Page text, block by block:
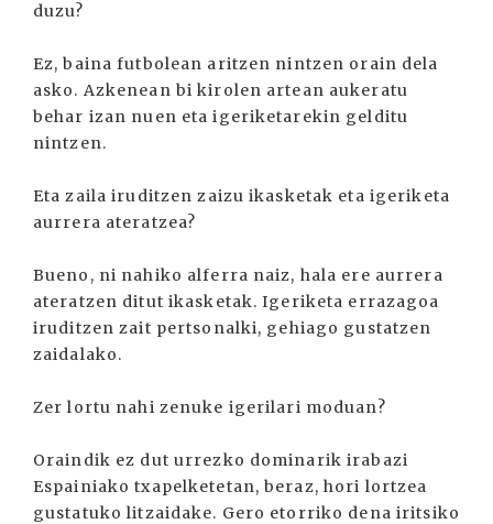
duzu?
Ez, baina futbolean aritzen nintzen orain dela
asko. Azkenean bi kirolen artean aukeratu
behar izan nuen eta igeriketarekin gelditu
nintzen.
Eta zaila iruditzen zaizu ikasketak eta igeriketa
aurrera ateratzea?
Bueno, ni nahiko alferra naiz, hala ere aurrera
ateratzen ditut ikasketak. Igeriketa errazagoa
iruditzen zait pertsonalki, gehiago gustatzen
zaidalako.
Zer lortu nahi zenuke igerilari moduan?
Oraindik ez dut urrezko dominarik irabazi
Espainiako txapelketetan, beraz, hori lortzea
gustatuko litzaidake. Gero etorriko dena iritsiko